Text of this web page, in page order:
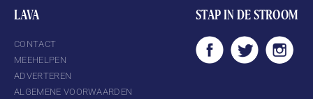
LAVA
CONTACT
MEEHELPEN
ADVERTEREN
ALGEMENE VOORWAARDEN
STAP IN DE STROOM